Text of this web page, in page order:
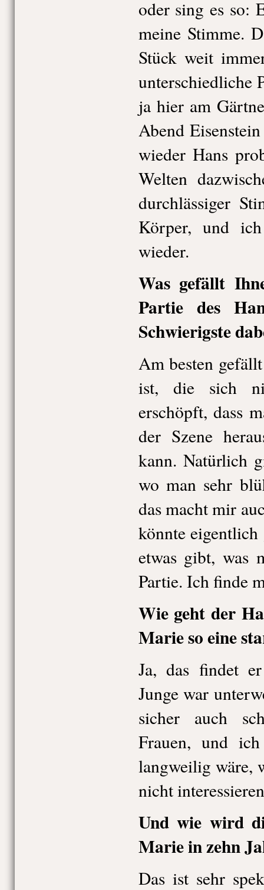
oder sing es so:
meine Stimme.
Stück weit
unterschiedliche
ja hier am
Abend
wieder Hans
Welten
durchlässiger
Körper, und
wieder.
Was gefällt
Partie des
Schwierigste
Am besten
ist, die sich
erschöpft, dass
der Szene
kann. Natürlich
wo man sehr
das macht mir
könnte eigentlich
etwas gibt, was
Partie. Ich finde
Wie geht der
Marie so eine
Ja, das findet
Junge war
sicher auch
Frauen, und
langweilig wäre,
nicht
Und wie wird
Marie in zehn
Das ist sehr